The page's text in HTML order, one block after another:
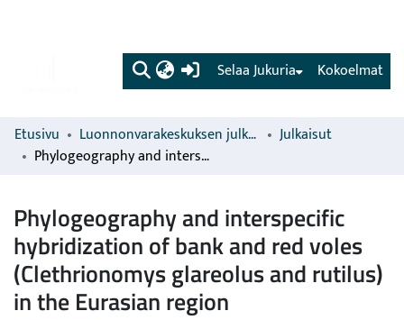
(current) Kokoelmat
Selaa Jukuria
Etusivu Luonnonvarakeskuksen julkaisut
Julkaisut
Phylogeography and interspecific hybridization of bank and red voles (Clethrionomys glareolus and rutilus) in the Eurasian region
Phylogeography and interspecific
hybridization of bank and red voles
(Clethrionomys glareolus and rutilus)
in the Eurasian region